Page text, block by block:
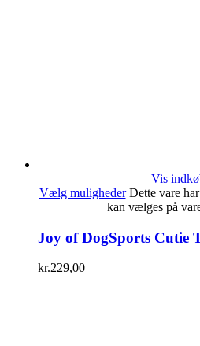
Vis
Vælg muligheder Dette vare
kan vælges på
Joy of DogSports Cutie
kr.229,00